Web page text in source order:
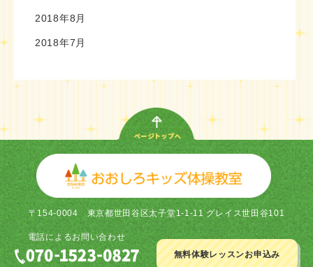
2018年8月
2018年7月
〒154-0004東京都世田谷区太子堂1-1-11 グレイス世田谷101
電話によるお問い合わせ
無料体験レッスンお申込み